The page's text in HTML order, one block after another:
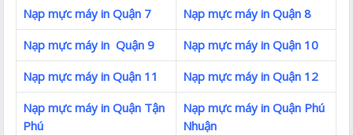
Nạp mực máy in Quận 7
Nạp mực máy in Quận 8
Nạp mực máy in Quận 9
Nạp mực máy in Quận 10
Nạp mực máy in Quận 11
Nạp mực máy in Quận 12
Nạp mực máy in Quận Tận
Phú
Nạp mực máy in Quận Phú
Nhuận